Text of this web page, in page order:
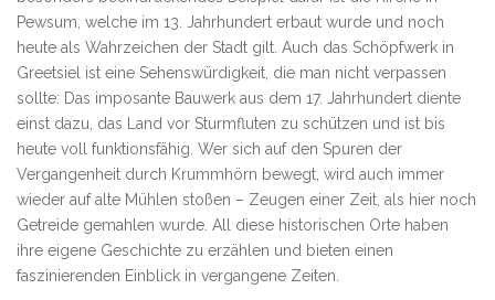
Pewsum, welche im 13. Jahrhundert erbaut wurde und noch
heute als Wahrzeichen der Stadt gilt. Auch das Schöpfwerk in
Greetsiel ist eine Sehenswürdigkeit, die man nicht verpassen
sollte: Das imposante Bauwerk aus dem 17. Jahrhundert diente
einst dazu, das Land vor Sturmfluten zu schützen und ist bis
heute voll funktionsfähig. Wer sich auf den Spuren der
Vergangenheit durch Krummhörn bewegt, wird auch immer
wieder auf alte Mühlen stoßen – Zeugen einer Zeit, als hier noch
Getreide gemahlen wurde. All diese historischen Orte haben
ihre eigene Geschichte zu erzählen und bieten einen
faszinierenden Einblick in vergangene Zeiten.